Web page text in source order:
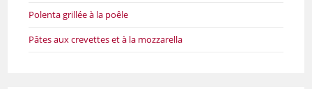
Polenta grillée à la poêle
Pâtes aux crevettes et à la mozzarella